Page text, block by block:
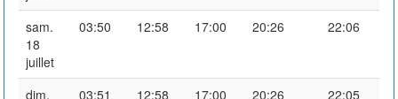
sam.
18
juillet
03:50 12:58 17:00 20:26 22:06
dim.
03:51 12:58 17:00 20:26 22:05